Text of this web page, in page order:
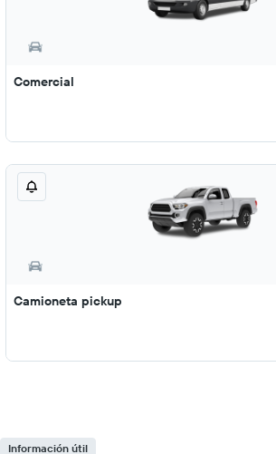
Comercial
Camioneta pickup
Información útil